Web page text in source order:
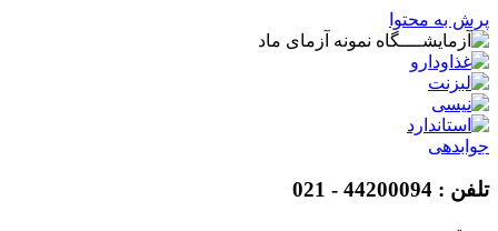
پرش به محتوا
جوابدهی
تلفن : 44200094 - 021